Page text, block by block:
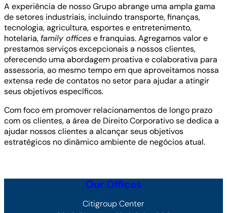
A experiência de nosso Grupo abrange uma ampla gama
de setores industriais, incluindo transporte, finanças,
tecnologia, agricultura, esportes e entretenimento,
hotelaria, family officese franquias. Agregamos valor e
prestamos serviços excepcionais a nossos clientes,
oferecendo uma abordagem proativa e colaborativa para
assessoria, ao mesmo tempo em que aproveitamos nossa
extensa rede de contatos no setor para ajudar a atingir
seus objetivos específicos.
Com foco em promover relacionamentos de longo prazo
com os clientes, a área de Direito Corporativo se dedica a
ajudar nossos clientes a alcançar seus objetivos
estratégicos no dinâmico ambiente de negócios atual.
Our Offices
Citigroup Center